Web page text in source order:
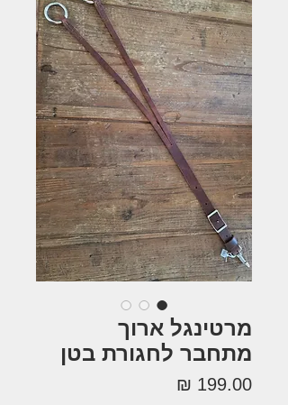
מרטינגל ארוך
מתחבר לחגורת בטן